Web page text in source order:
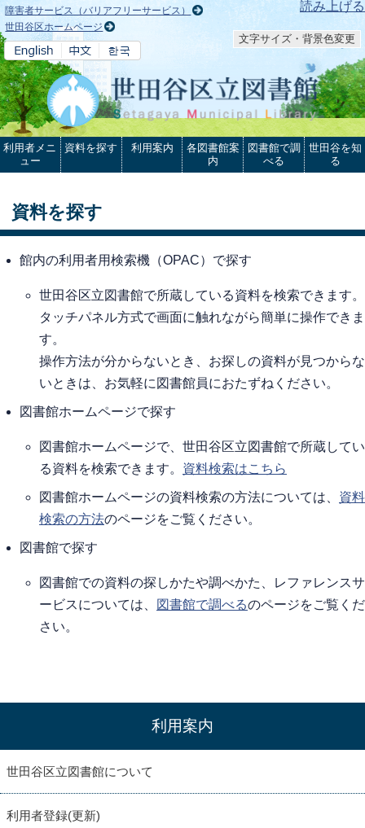
本文へ 読み上げる
障害者サービス（バリアフリーサービス）
世田谷区ホームページ
文字サイズ・背景色変更
利用者メニ
ュー
資料を探す 利用案内
各図書館案
内
図書館で調
べる
世田谷を知
る
資料を探す
館内の利用者用検索機（OPAC）で探す
世田谷区立図書館で所蔵している資料を検索できます。
タッチパネル方式で画面に触れながら簡単に操作できま
す。
操作方法が分からないとき、お探しの資料が見つからな
いときは、お気軽に図書館員におたずねください。
図書館ホームページで探す
図書館ホームページで、世田谷区立図書館で所蔵してい
る資料を検索できます。 資料検索はこちら
図書館ホームページの資料検索の方法については、 資料
検索の方法のページをご覧ください。
図書館で探す
図書館での資料の探しかたや調べかた、レファレンスサ
ービスについては、
図書館で調べるのページをご覧くだ
さい。
利用案内
世田谷区立図書館について
利用者登録(更新)